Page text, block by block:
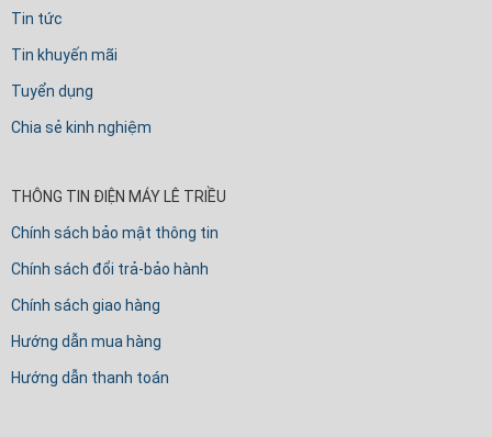
Tin tức
Tin khuyến mãi
Tuyển dụng
Chia sẻ kinh nghiệm
THÔNG TIN ĐIỆN MÁY LÊ TRIỀU
Chính sách bảo mật thông tin
Chính sách đổi trả-bảo hành
Chính sách giao hàng
Hướng dẫn mua hàng
Hướng dẫn thanh toán